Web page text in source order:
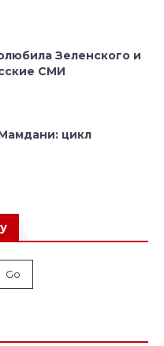
Зеленского и
СМИ
цикл